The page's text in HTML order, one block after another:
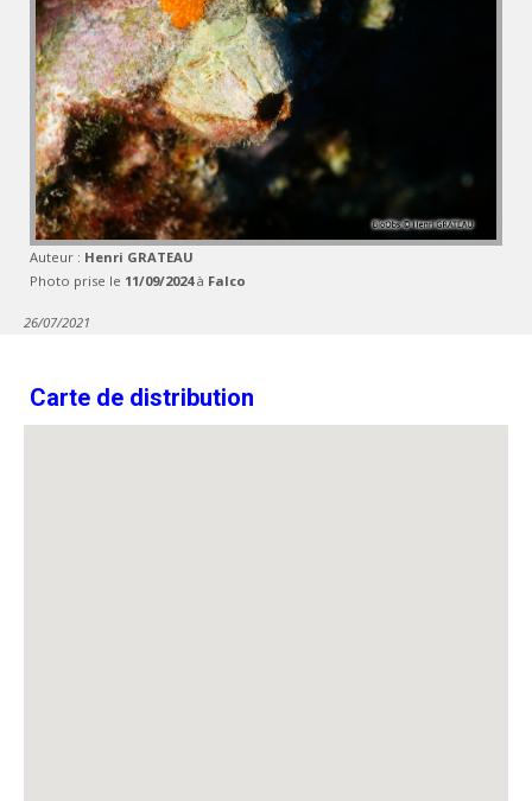
Auteur : Henri GRATEAU
Photo prise le 11/09/2024à Falco
26/07/2021
Carte de distribution